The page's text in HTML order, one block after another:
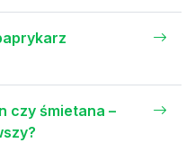
czy śmietana –